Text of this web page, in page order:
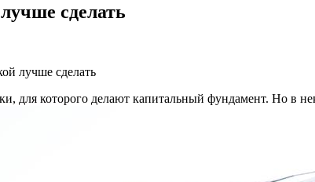
сделать
для которого делают капитальный фундамент. Но в